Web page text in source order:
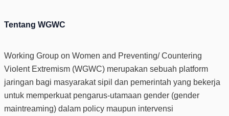
Tentang WGWC
Working Group on Women and Preventing/ Countering
Violent Extremism (WGWC) merupakan sebuah platform
jaringan bagi masyarakat sipil dan pemerintah yang bekerja
untuk memperkuat pengarus-utamaan gender (gender
maintreaming) dalam policy maupun intervensi